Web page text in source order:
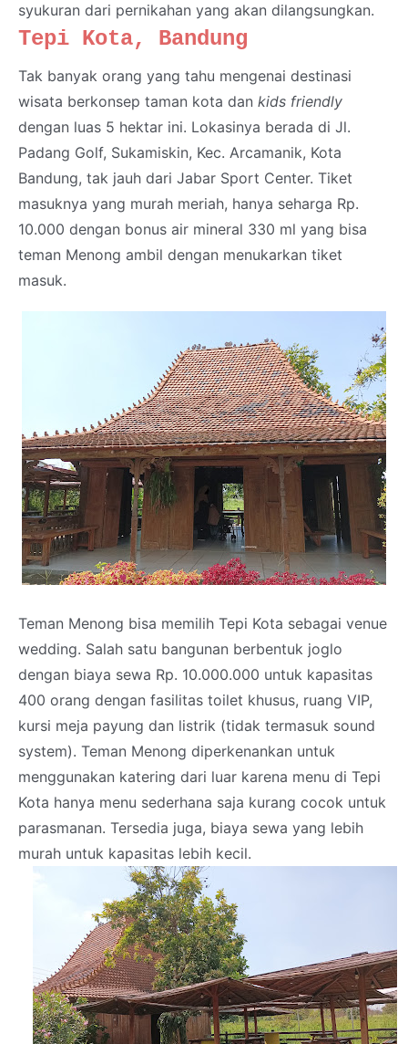
syukuran dari pernikahan yang akan dilangsungkan.
Tepi Kota, Bandung
Tak banyak orang yang tahu mengenai destinasi
wisata berkonsep taman kota dan kids friendly
dengan luas 5 hektar ini. Lokasinya berada di Jl.
Padang Golf, Sukamiskin, Kec. Arcamanik, Kota
Bandung, tak jauh dari Jabar Sport Center. Tiket
masuknya yang murah meriah, hanya seharga Rp.
10.000 dengan bonus air mineral 330 ml yang bisa
teman Menong ambil dengan menukarkan tiket
masuk.
Teman Menong bisa memilih Tepi Kota sebagai venue
wedding. Salah satu bangunan berbentuk joglo
dengan biaya sewa Rp. 10.000.000 untuk kapasitas
400 orang dengan fasilitas toilet khusus, ruang VIP,
kursi meja payung dan listrik (tidak termasuk sound
system). Teman Menong diperkenankan untuk
menggunakan katering dari luar karena menu di Tepi
Kota hanya menu sederhana saja kurang cocok untuk
parasmanan. Tersedia juga, biaya sewa yang lebih
murah untuk kapasitas lebih kecil.